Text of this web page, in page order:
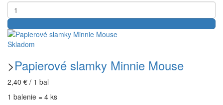
Skladom
>Papierové slamky Minnie Mouse
2,40 € / 1 bal
1 balenie = 4 ks